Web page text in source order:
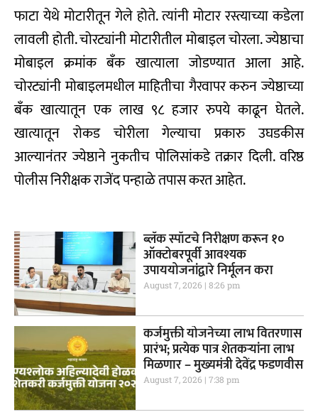
फाटा येथे मोटारीतून गेले होते. त्यांनी मोटार रस्त्याच्या कडेला
लावली होती. चोरट्यांनी मोटारीतील मोबाइल चोरला. ज्येष्ठाचा
मोबाइल क्रमांक बँक खात्याला जोडण्यात आला आहे.
चोरट्यांनी मोबाइलमधील माहितीचा गैरवापर करुन ज्येष्ठाच्या
बँक खात्यातून एक लाख ९८ हजार रुपये काढून घेतले.
खात्यातून रोकड चोरीला गेल्याचा प्रकारु उघडकीस
आल्यानंतर ज्येष्ठाने नुकतीच पोलिसांकडे तक्रार दिली. वरिष्ठ
पोलीस निरीक्षक राजेंद पन्हाळे तपास करत आहेत.
ब्लॅक स्पॉटचे निरीक्षण करून १०
ऑक्टोबरपूर्वी आवश्यक
उपाययोजनांद्वारे निर्मूलन करा
August 7, 2026 8:26 pm
कर्जमुक्ती योजनेच्या लाभ वितरणास
प्रारंभ; प्रत्येक पात्र शेतकऱ्यांना लाभ
मिळणार – मुख्यमंत्री देवेंद्र फडणवीस
August 7, 2026 7:38 pm